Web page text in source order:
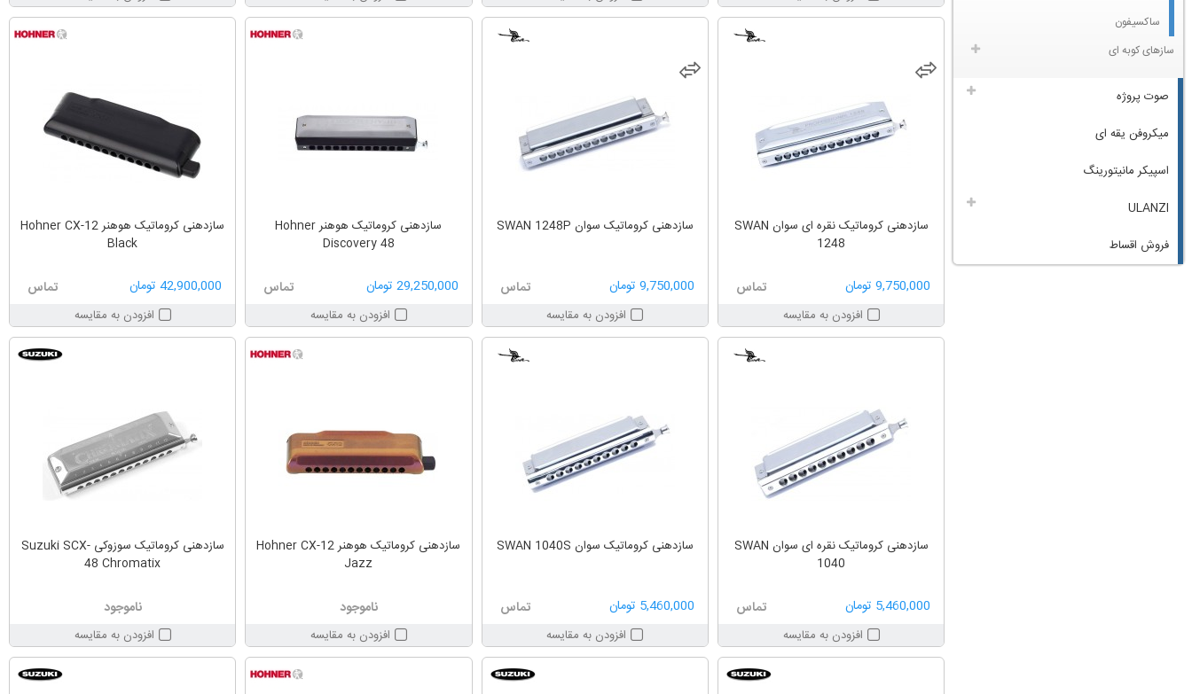
سازدهنی کروماتیک نقره ای سوان SWAN
1248
9,750,000 تومان تماس
افزودن به مقایسه
سازدهنی کروماتیک سوان SWAN 1248P
9,750,000 تومان تماس
افزودن به مقایسه
سازدهنی کروماتیک هوهنر Hohner
Discovery 48
29,250,000 تومان تماس
افزودن به مقایسه
سازدهنی کروماتیک هوهنر Hohner CX-12
Black
42,900,000 تومان تماس
افزودن به مقایسه
سازدهنی کروماتیک نقره ای سوان SWAN
1040
5,460,000 تومان تماس
افزودن به مقایسه
سازدهنی کروماتیک سوان SWAN 1040S
5,460,000 تومان تماس
افزودن به مقایسه
سازدهنی کروماتیک هوهنر Hohner CX-12
Jazz
ناموجود
افزودن به مقایسه
سازدهنی کروماتیک سوزوکی Suzuki SCX-
48 Chromatix
ناموجود
افزودن به مقایسه
ساکسیفون
سازهای کوبه ای
صوت پروژه
میکروفن یقه ای
اسپیکر مانیتورینگ
ULANZI
فروش اقساط